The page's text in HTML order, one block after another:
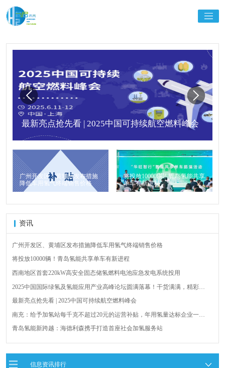
最新亮点抢先看 | 2025中国可持续航空燃料峰会
广州开发区、黄埔区发布措施
降低车用氢气终端销售价格
将投放10000辆！青岛氢能共享
单车有新进程
资讯
将投放10000辆！青岛氢能共享单车有新进程
西南地区首套220kW高安全固态储氢燃料电池应急发电系统投用
2025中国国际绿氢及氢能应用产业高峰论坛圆满落幕！干货满满，精彩瞬
最新亮点抢先看 | 2025中国可持续航空燃料峰会
南充：给予加氢站每千克不超过20元的运营补贴，年用氢量达标企业一次
青岛氢能新跨越：海德利森携手打造首座社会加氢服务站
全球首台套！240吨氢能矿用刚性自卸车联合开发协议签署暨项目阶段开发
新疆俊瑞温宿规模化制绿氢项目开工仪式在温宿县成功举办
产业发展举办交流会
信息资讯排行